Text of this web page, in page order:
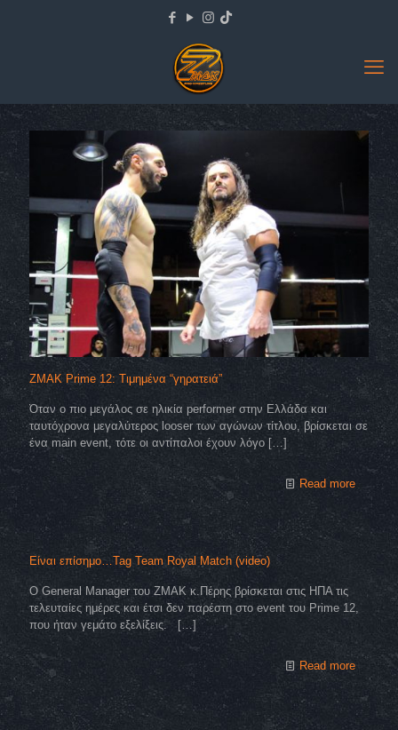
ZMAK Prime 12: Τιμημένα “γηρατειά”
Όταν ο πιο μεγάλος σε ηλικία performer στην Ελλάδα και
ταυτόχρονα μεγαλύτερος looser των αγώνων τίτλου, βρίσκεται σε
ένα main event, τότε οι αντίπαλοι έχουν λόγο […]
Read more
Είναι επίσημο…Tag Team Royal Match (video)
Ο General Manager του ZMAK κ.Πέρης βρίσκεται στις ΗΠΑ τις
τελευταίες ημέρες και έτσι δεν παρέστη στο event του Prime 12,
που ήταν γεμάτο εξελίξεις.
[…]
Read more